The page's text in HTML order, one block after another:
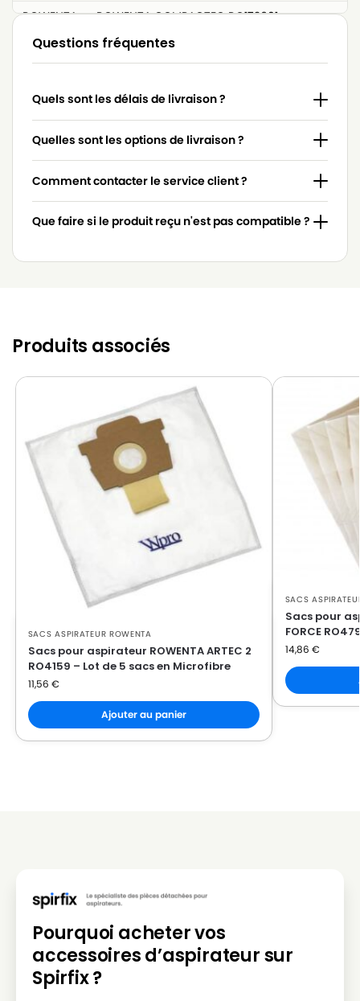
ROWENTA
ROWENTA COMPACTEO RO172601
ROWENTA
ROWENTA COMPACTEO RO173301
ROWENTA
ROWENTA COMPACTEO UPGRADE RO176701
ROWENTA
ROWENTA COMPACTEO UPGRADE RO177301
ROWENTA
ROWENTA City Space RO2465WA
ROWENTA
ROWENTA City Space RO2614EA
ROWENTA
ROWENTA Compacteo RO173601
ROWENTA
ROWENTA POWER SPACE 2100W
ROWENTA
ROWENTA POWER SPACE RO2331EA
ROWENTA POWER SPACE RO2366EA
ROWENTA
ROWENTA POWER SPACE RS RT9976
ROWENTA
ROWENTA POWERSPACE
ROWENTA
ROWENTA RO 212101
ROWENTA
ROWENTA RO 212301
ROWENTA
ROWENTA RO 212301 POWERSPACE
MO522701
ROWENTA RO 212601 POWER SPACE
ROWENTA
ROWENTA RO 213601 POWER SPACE
ROWENTA
ROWENTA RO 2451WA
ROWENTA
ROWENTA RO 2522 POWER SPACE
ROWENTA
ROWENTA
ROWENTA RO2323EA POWER SPACE
ROWENTA
ROWENTA RO2333EA
Questions fréquentes
Quels sont les délais de livraison ?
Quelles sont les options de livraison ?
Comment contacter le service client ?
Que faire si le produit reçu n'est pas compatible ?
Produits associés
SACS ASPIRATEUR ROWENTA
Sacs pour aspirateur ROWENTA ARTEC 2
RO4159 – Lot de 5 sacs en Microfibre
11,56 €
Ajouter au panier
SACS
Sacs pour
FORCE
14,86 €
Pourquoi acheter vos
accessoires d’aspirateur sur
Spirfix ?